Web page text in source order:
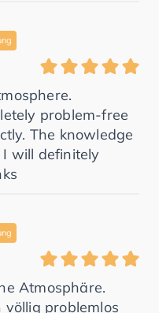
problem-free
The knowledge
will definitely
Atmosphäre.
problemlos